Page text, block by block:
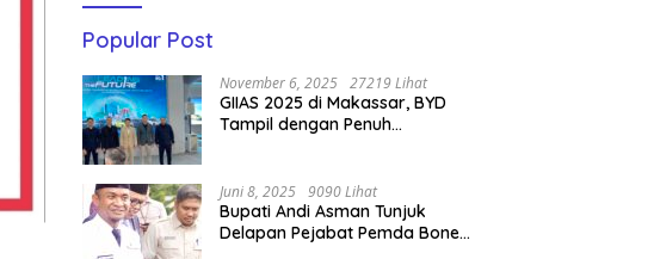
Popular Post
November 6, 2025 27219 Lihat
GIIAS 2025 di Makassar, BYD
Tampil dengan Penuh
Juni 8, 2025 9090 Lihat
Bupati Andi Asman Tunjuk
Delapan Pejabat Pemda Bone